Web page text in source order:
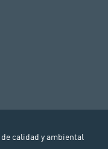
calidad y ambiental